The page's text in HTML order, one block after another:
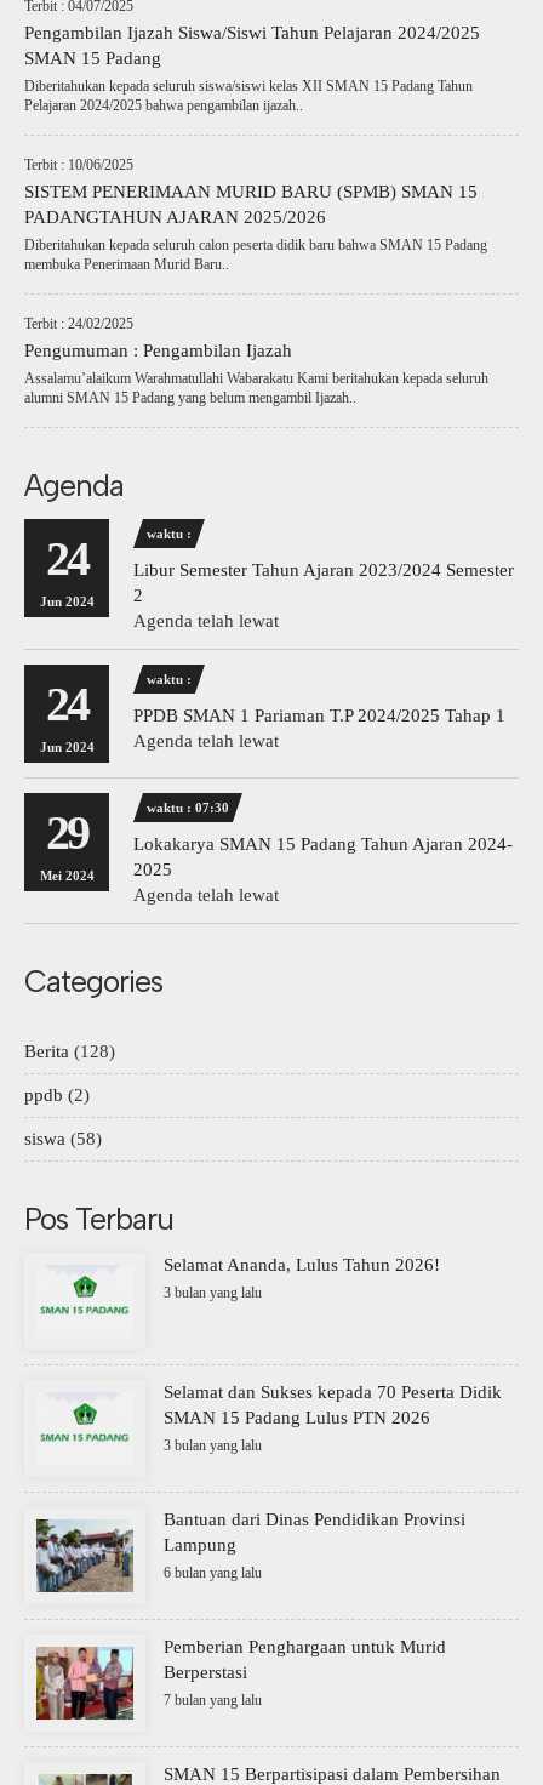
Terbit : 04/07/2025
Pengambilan Ijazah Siswa/Siswi Tahun Pelajaran 2024/2025
SMAN 15 Padang
Diberitahukan kepada seluruh siswa/siswi kelas XII SMAN 15 Padang Tahun
Pelajaran 2024/2025 bahwa pengambilan ijazah..
Terbit : 10/06/2025
SISTEM PENERIMAAN MURID BARU (SPMB) SMAN 15
PADANGTAHUN AJARAN 2025/2026
Diberitahukan kepada seluruh calon peserta didik baru bahwa SMAN 15 Padang
membuka Penerimaan Murid Baru..
Terbit : 24/02/2025
Pengumuman : Pengambilan Ijazah
Assalamu’alaikum Warahmatullahi Wabarakatu Kami beritahukan kepada seluruh
alumni SMAN 15 Padang yang belum mengambil Ijazah..
Agenda
24
Jun 2024
waktu :
Libur Semester Tahun Ajaran 2023/2024 Semester
2
Agenda telah lewat
24
Jun 2024
waktu :
PPDB SMAN 1 Pariaman T.P 2024/2025 Tahap 1
Agenda telah lewat
29
Mei 2024
waktu : 07:30
Lokakarya SMAN 15 Padang Tahun Ajaran 2024-
2025
Agenda telah lewat
Categories
Berita (128)
ppdb (2)
siswa (58)
Pos Terbaru
Selamat Ananda, Lulus Tahun 2026!
3 bulan yang lalu
Selamat dan Sukses kepada 70 Peserta Didik
SMAN 15 Padang Lulus PTN 2026
3 bulan yang lalu
Bantuan dari Dinas Pendidikan Provinsi
Lampung
6 bulan yang lalu
Pemberian Penghargaan untuk Murid
Berperstasi
7 bulan yang lalu
SMAN 15 Berpartisipasi dalam Pembersihan